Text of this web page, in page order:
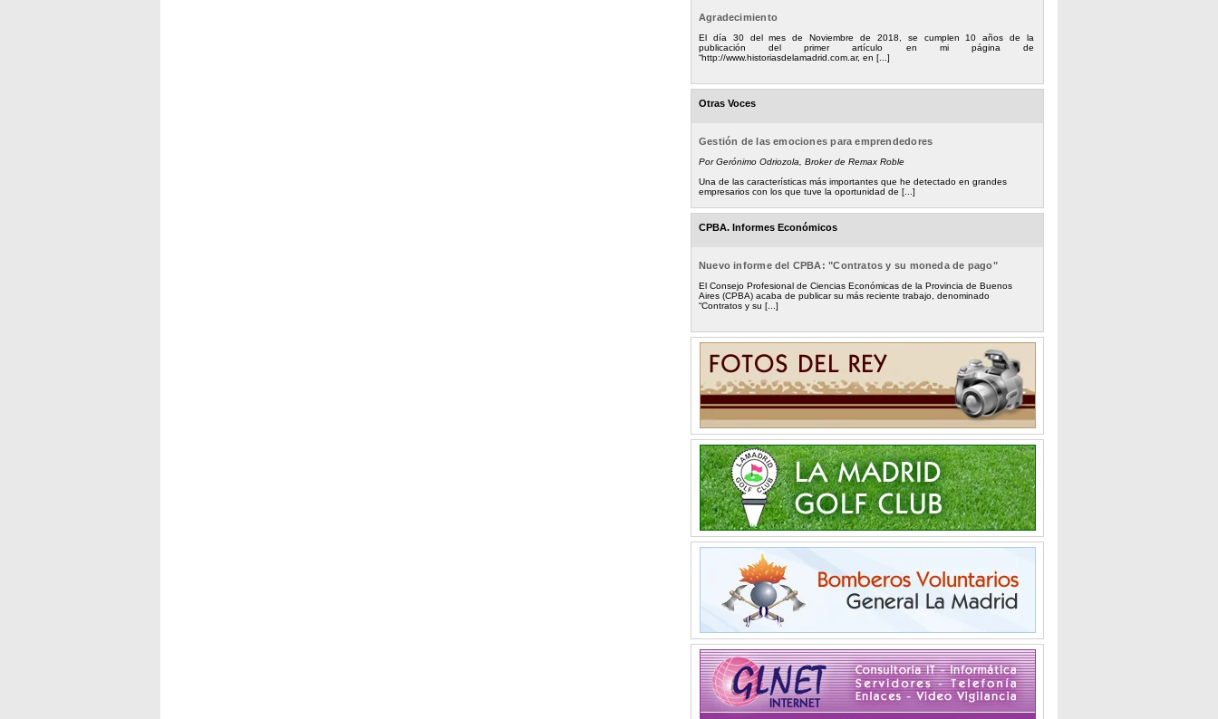
Agradecimiento
El día 30 del mes de Noviembre de 2018, se cumplen 10 años de la
publicación del primer artículo en mi página de
“http://www.historiasdelamadrid.com.ar, en [...]
Otras Voces
Gestión de las emociones para emprendedores
Por Gerónimo Odriozola, Broker de Remax Roble
Una de las características más importantes que he detectado en grandes
empresarios con los que tuve la oportunidad de [...]
CPBA. Informes Económicos
Nuevo informe del CPBA: "Contratos y su moneda de pago"
El Consejo Profesional de Ciencias Económicas de la Provincia de Buenos
Aires (CPBA) acaba de publicar su más reciente trabajo, denominado
“Contratos y su [...]